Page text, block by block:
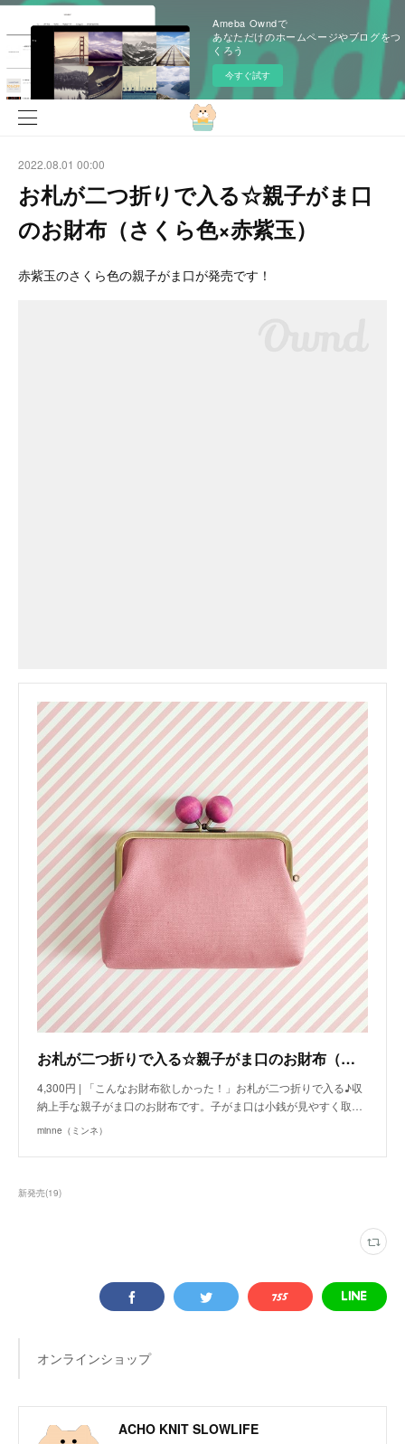
Ameba Owndで
あなただけのホームページやブログをつ
くろう
今すぐ試す
2022.08.01 00:00
お札が二つ折りで入る☆親子がま口
のお財布（さくら色×赤紫玉）
赤紫玉のさくら色の親子がま口が発売です！
お札が二つ折りで入る☆親子がま口のお財布（さくら色×赤紫玉）
4,300円 | 「こんなお財布欲しかった！」お札が二つ折りで入る♪収
納上手な親子がま口のお財布です。子がま口は小銭が見やすく取…
minne（ミンネ）
新発売(19)
オンラインショップ
ACHO KNIT SLOWLIFE